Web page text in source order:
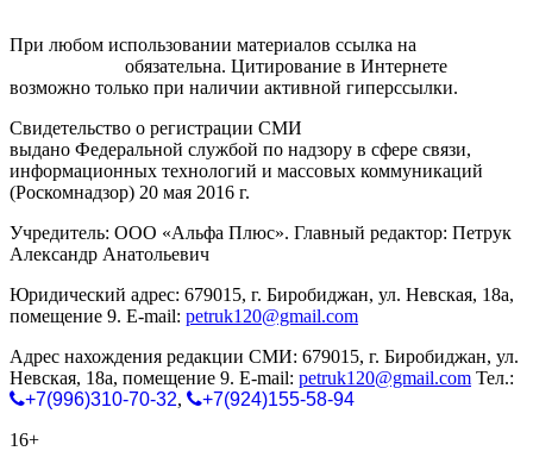
При любом использовании материалов ссылка на
обязательна. Цитирование в Интернете
возможно только при наличии активной гиперссылки.
Свидетельство о регистрации СМИ
выдано Федеральной службой по надзору в сфере связи,
информационных технологий и массовых коммуникаций
(Роскомнадзор) 20 мая 2016 г.
Учредитель: ООО «Альфа Плюс». Главный редактор: Петрук
Александр Анатольевич
Юридический адрес: 679015, г. Биробиджан, ул. Невская, 18а,
помещение 9. E-mail: petruk120@gmail.com
Адрес нахождения редакции СМИ: 679015, г. Биробиджан, ул.
Невская, 18а, помещение 9. E-mail: petruk120@gmail.com Тел.:
+7(996)310-70-32,
+7(924)155-58-94
16+